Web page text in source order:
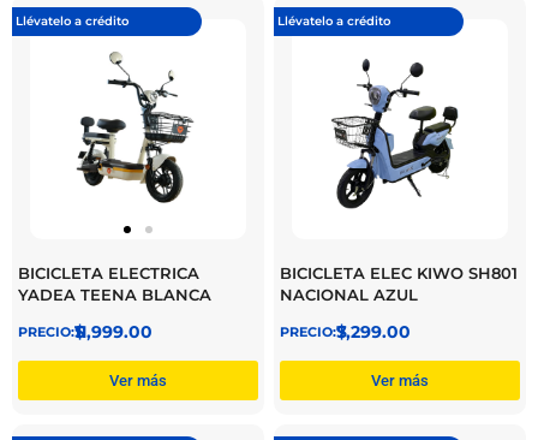
Llévatelo a crédito
BICICLETA ELECTRICA
YADEA TEENA BLANCA
$
11,999.00
Ver más
Llévatelo a crédito
BICICLETA ELEC KIWO SH801
NACIONAL AZUL
$
7,299.00
Ver más